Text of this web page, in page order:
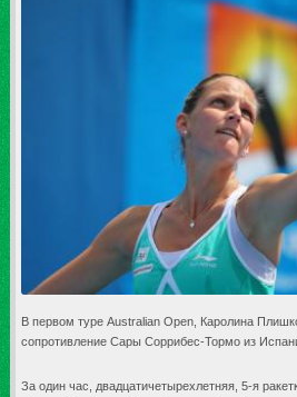
В первом туре Australian Open, Каролина
сопротивление Сары Соррибес-Тормо из
За один час, двадцатичетырехлетняя, 5-я